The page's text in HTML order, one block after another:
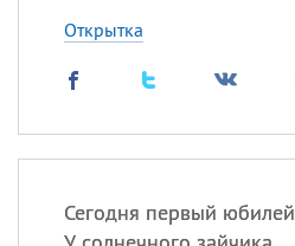
Открытка
Сегодня первый юбилей